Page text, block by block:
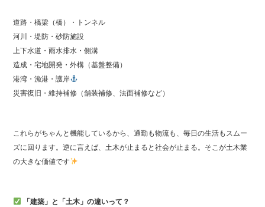
道路・橋梁（橋）・トンネル
河川・堤防・砂防施設
上下水道・雨水排水・側溝
造成・宅地開発・外構（基盤整備）
港湾・漁港・護岸
災害復旧・維持補修（舗装補修、法面補修など）
これらがちゃんと機能しているから、通勤も物流も、毎日の生活もスムー
ズに回ります。逆に言えば、土木が止まると社会が止まる。そこが土木業
の大きな価値です
「建築」と「土木」の違いって？